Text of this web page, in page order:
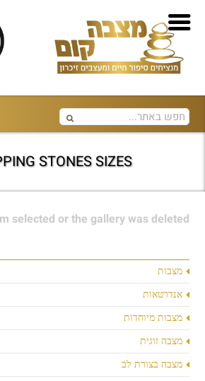
STONES SIZES<
מצבות
אנדרטאות
מצבות מיוחדות
מצבה זוגית
מצבה בצורת לב
selected or the gallery was deleted.